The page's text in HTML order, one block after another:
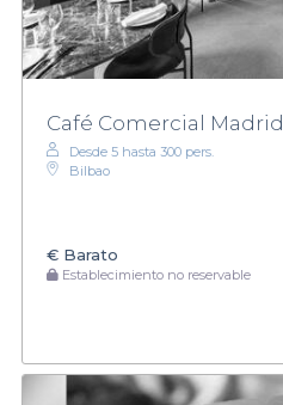
Café Comercial Madrid
Desde 5 hasta 300 pers.
Bilbao
€ Barato
Establecimiento no reservable